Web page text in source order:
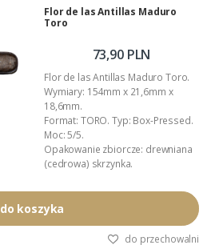
Flor de las Antillas Maduro
Toro
73,90 PLN
Flor de las Antillas Maduro Toro.
Wymiary: 154mm x 21,6mm x
18,6mm.
Format: TORO. Typ: Box-Pressed.
Moc: 5/5.
Opakowanie zbiorcze: drewniana
(cedrowa) skrzynka.
Wykonanie: całkowicie ręczne.
Podana wartość to: cena za jedno
(pełen opis znajdziesz tutaj ...)
do koszyka
do przechowalni